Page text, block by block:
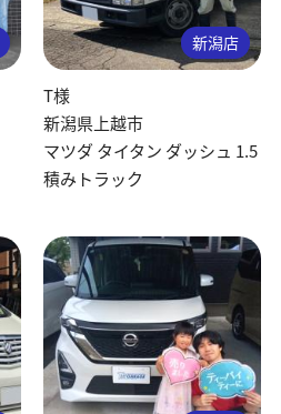
新潟店
T様
新潟県上越市
マツダ タイタン ダッシュ 1.5
積みトラック